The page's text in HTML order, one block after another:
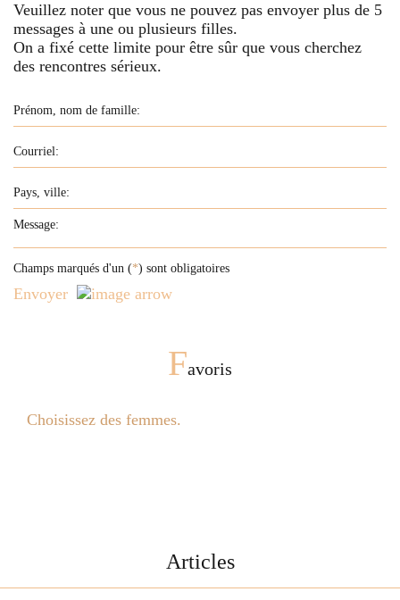
Veuillez noter que vous ne pouvez pas envoyer plus de 5
messages à une ou plusieurs filles.
On a fixé cette limite pour être sûr que vous cherchez
des rencontres sérieux.
Champs marqués d'un (*) sont obligatoires
Envoyer
Favoris
Choisissez des femmes.
Articles